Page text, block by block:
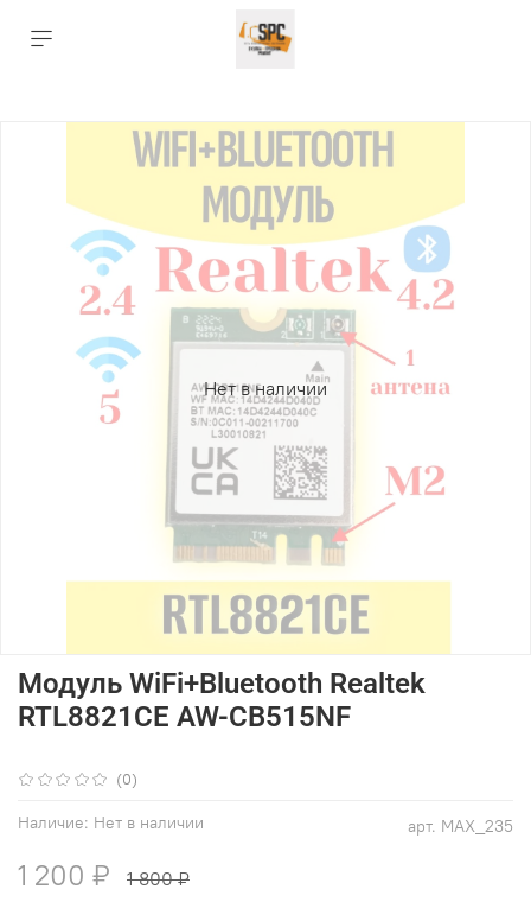
Нет в наличии
(0)
арт. MAX_235
Наличие: Нет в наличии
Модуль WiFi+Bluetooth Realtek
RTL8821CE AW-CB515NF
1 200 ₽ 1 800 ₽